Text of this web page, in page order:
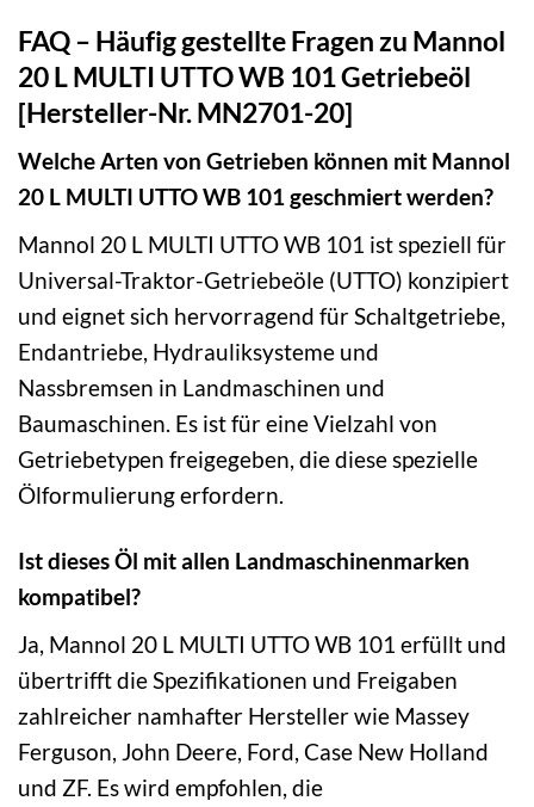
FAQ – Häufig gestellte Fragen zu Mannol
20 L MULTI UTTO WB 101 Getriebeöl
[Hersteller-Nr. MN2701-20]
Welche Arten von Getrieben können mit Mannol
20 L MULTI UTTO WB 101 geschmiert werden?
Mannol 20 L MULTI UTTO WB 101 ist speziell für
Universal-Traktor-Getriebeöle (UTTO) konzipiert
und eignet sich hervorragend für Schaltgetriebe,
Endantriebe, Hydrauliksysteme und
Nassbremsen in Landmaschinen und
Baumaschinen. Es ist für eine Vielzahl von
Getriebetypen freigegeben, die diese spezielle
Ölformulierung erfordern.
Ist dieses Öl mit allen Landmaschinenmarken
kompatibel?
Ja, Mannol 20 L MULTI UTTO WB 101 erfüllt und
übertrifft die Spezifikationen und Freigaben
zahlreicher namhafter Hersteller wie Massey
Ferguson, John Deere, Ford, Case New Holland
und ZF. Es wird empfohlen, die